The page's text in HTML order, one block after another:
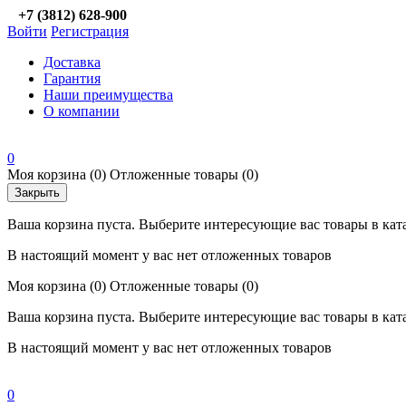
+7 (3812) 628-900
Войти Регистрация
Доставка
Гарантия
Наши преимущества
О компании
0
Моя корзина (0) Отложенные товары (0)
Закрыть
Ваша корзина пуста. Выберите интересующие вас товары в
В настоящий момент у вас нет отложенных товаров
Моя корзина (0) Отложенные товары (0)
Ваша корзина пуста. Выберите интересующие вас товары в
В настоящий момент у вас нет отложенных товаров
0